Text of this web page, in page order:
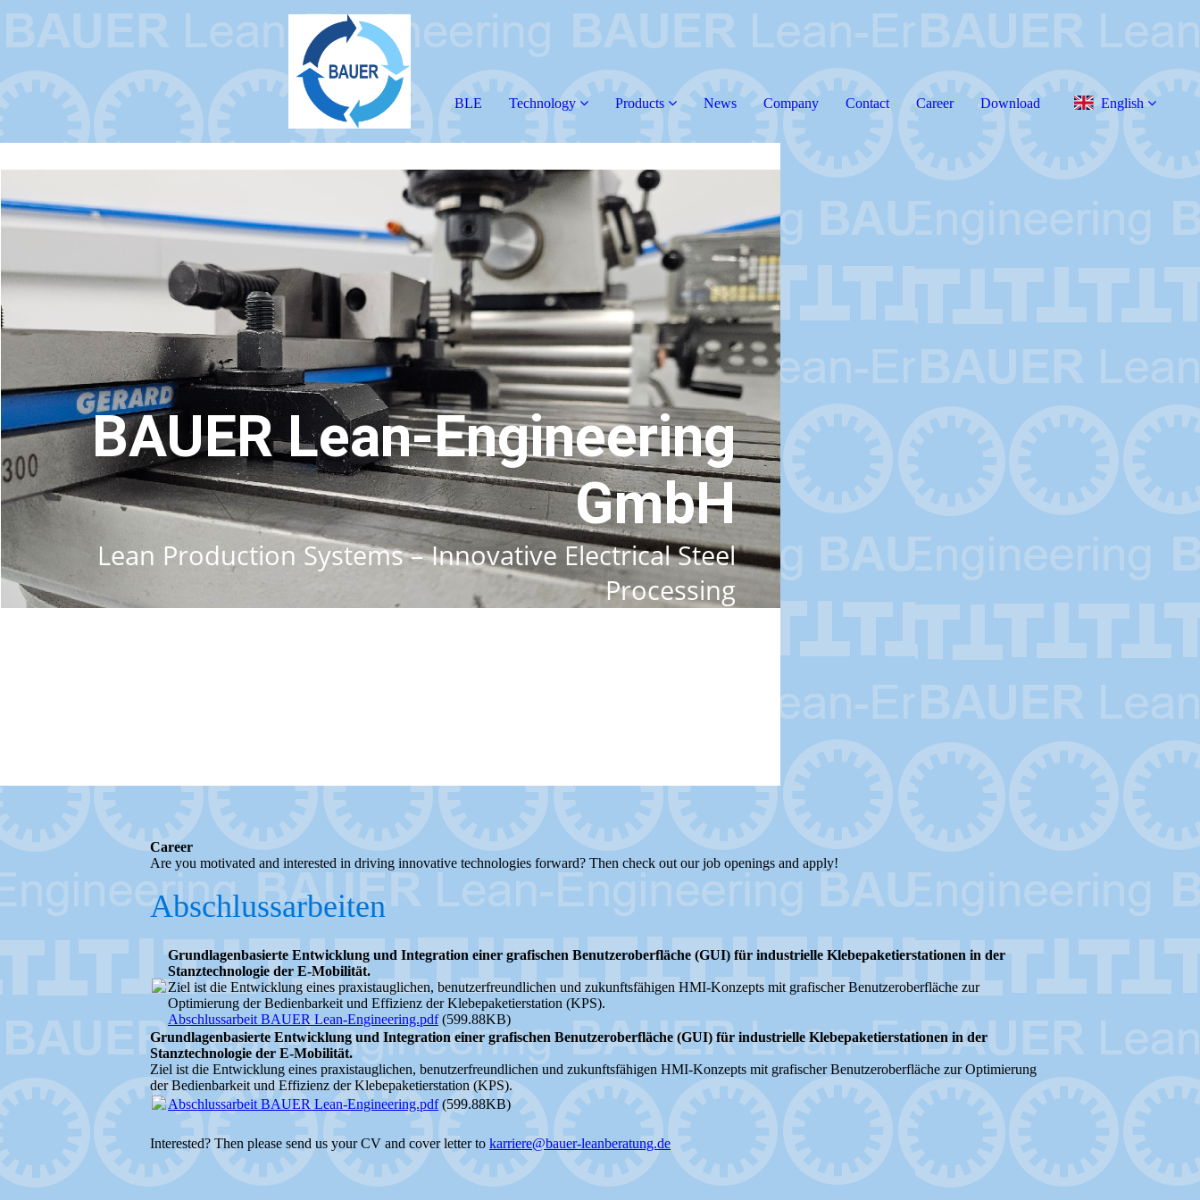
BLE Technology Products News Company Contact Career Download English
BAUER Lean-Engineering
GmbH
Lean Production Systems – Innovative Electrical Steel
Processing
Career
Are you motivated and interested in driving innovative technologies forward? Then check out our job openings and apply!
Abschlussarbeiten
Grundlagenbasierte Entwicklung und Integration einer grafischen Benutzeroberfläche (GUI) für industrielle Klebepaketierstationen in der
Stanztechnologie der E-Mobilität.
Ziel ist die Entwicklung eines praxistauglichen, benutzerfreundlichen und zukunftsfähigen HMI-Konzepts mit grafischer Benutzeroberfläche zur
Optimierung der Bedienbarkeit und Effizienz der Klebepaketierstation (KPS).
Abschlussarbeit BAUER Lean-Engineering.pdf(599.88KB)
Grundlagenbasierte Entwicklung und Integration einer grafischen Benutzeroberfläche (GUI) für industrielle Klebepaketierstationen in der
Stanztechnologie der E-Mobilität.
Ziel ist die Entwicklung eines praxistauglichen, benutzerfreundlichen und zukunftsfähigen HMI-Konzepts mit grafischer Benutzeroberfläche zur Optimierung
der Bedienbarkeit und Effizienz der Klebepaketierstation (KPS).
Abschlussarbeit BAUER Lean-Engineering.pdf(599.88KB)
Interested? Then please send us your CV and cover letter to karriere@bauer-leanberatung.de